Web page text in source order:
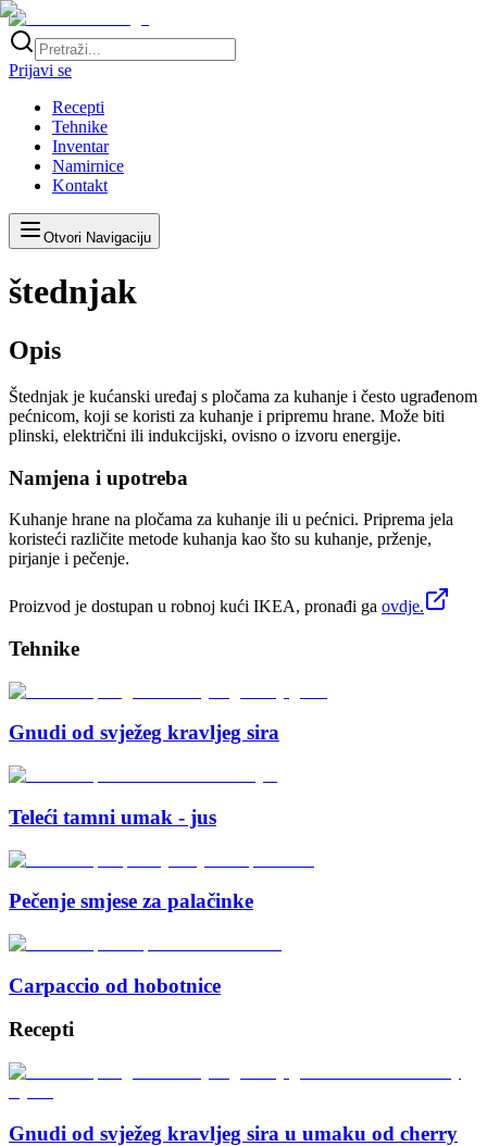
Prijavi se
Recepti
Tehnike
Inventar
Namirnice
Kontakt
Otvori Navigaciju
štednjak
Opis
Štednjak je kućanski uređaj s pločama za kuhanje i često ugrađenom
pećnicom, koji se koristi za kuhanje i pripremu hrane. Može biti
plinski, električni ili indukcijski, ovisno o izvoru energije.
Namjena i upotreba
Kuhanje hrane na pločama za kuhanje ili u pećnici. Priprema jela
koristeći različite metode kuhanja kao što su kuhanje, prženje,
pirjanje i pečenje.
Proizvod je dostupan u robnoj kući IKEA, pronađi ga ovdje.
Tehnike
Gnudi od svježeg kravljeg sira
Teleći tamni umak - jus
Pečenje smjese za palačinke
Carpaccio od hobotnice
Recepti
Gnudi od svježeg kravljeg sira u umaku od cherry